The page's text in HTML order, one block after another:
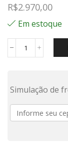
R$2.970,00
Em estoque
Simulação de